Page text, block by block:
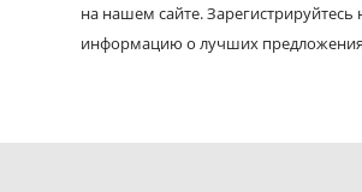
на нашем сайте.
информацию о лучших